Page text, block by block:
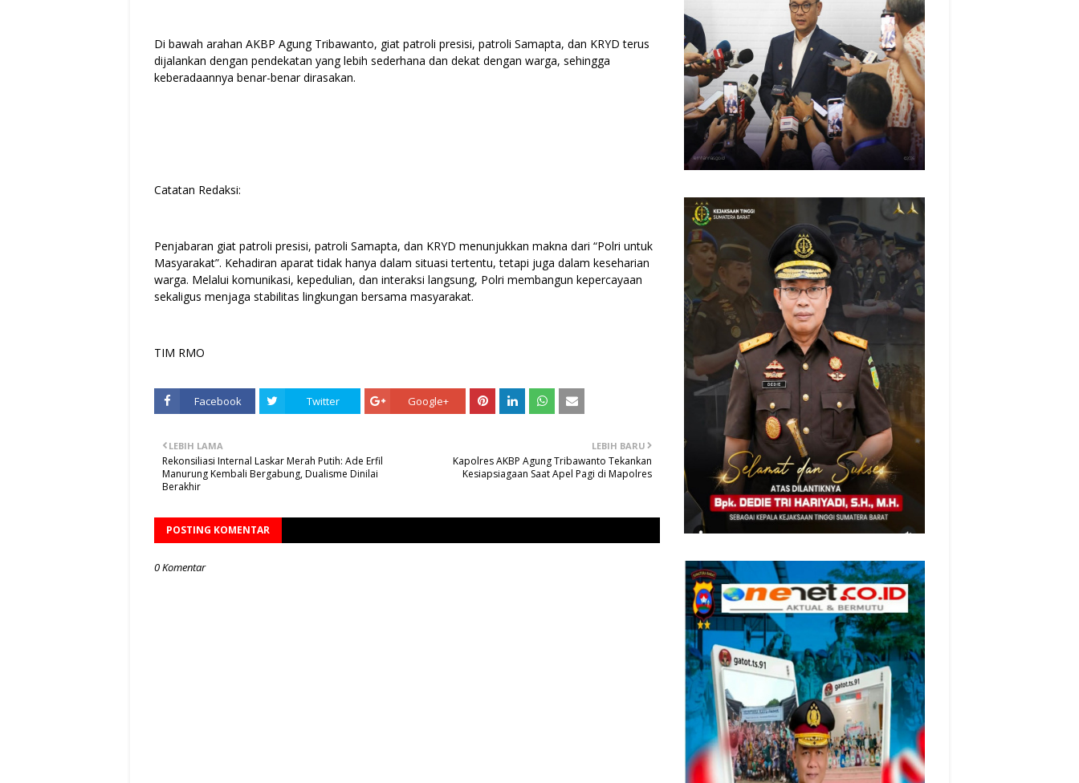
Di bawah arahan AKBP Agung Tribawanto, giat patroli presisi, patroli Samapta, dan KRYD terus
dijalankan dengan pendekatan yang lebih sederhana dan dekat dengan warga, sehingga
keberadaannya benar-benar dirasakan.
Catatan Redaksi:
Penjabaran giat patroli presisi, patroli Samapta, dan KRYD menunjukkan makna dari “Polri untuk
Masyarakat”. Kehadiran aparat tidak hanya dalam situasi tertentu, tetapi juga dalam keseharian
warga. Melalui komunikasi, kepedulian, dan interaksi langsung, Polri membangun kepercayaan
sekaligus menjaga stabilitas lingkungan bersama masyarakat.
TIM RMO
Facebook Twitter Google+
LEBIH BARU
Kapolres AKBP Agung Tribawanto Tekankan
Kesiapsiagaan Saat Apel Pagi di Mapolres
LEBIH LAMA
Rekonsiliasi Internal Laskar Merah Putih: Ade Erfil
Manurung Kembali Bergabung, Dualisme Dinilai
Berakhir
POSTING KOMENTAR
0 Komentar